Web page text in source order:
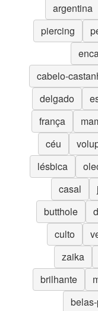
argentina
piercing
cabelo-
delgado
frança
céu
lésbica
casal
butthole
culto
zaika
brilhante